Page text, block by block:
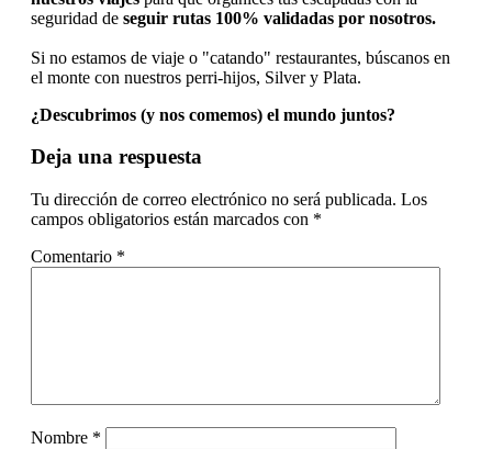
seguridad de seguir rutas 100% validadas por nosotros.
Si no estamos de viaje o "catando" restaurantes, búscanos en
el monte con nuestros perri-hijos, Silver y Plata.
¿Descubrimos (y nos comemos) el mundo juntos?
Interacciones
los
lectores
Deja una respuesta
Tu dirección de correo electrónico no será publicada. Los
campos obligatorios están marcados con *
Comentario *
Nombre *